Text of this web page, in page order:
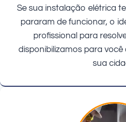
Se sua instalação elétrica
pararam de funcionar, o
profissional para
disponibilizamos para
sua